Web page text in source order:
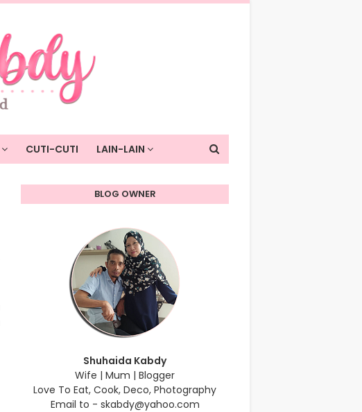
CUTI-CUTI LAIN-LAIN
BLOG OWNER
Shuhaida Kabdy
Wife | Mum | Blogger
Love To Eat, Cook, Deco, Photography
Email to - skabdy@yahoo.com